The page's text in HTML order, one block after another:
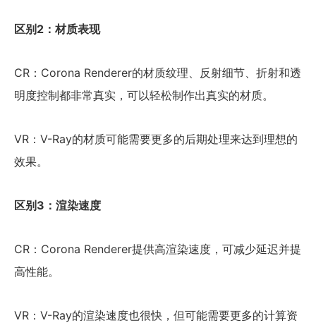
区别2：材质表现
CR：Corona Renderer的材质纹理、反射细节、折射和透
明度控制都非常真实，可以轻松制作出真实的材质。
VR：V-Ray的材质可能需要更多的后期处理来达到理想的
效果。
区别3：渲染速度
CR：Corona Renderer提供高渲染速度，可减少延迟并提
高性能。
VR：V-Ray的渲染速度也很快，但可能需要更多的计算资